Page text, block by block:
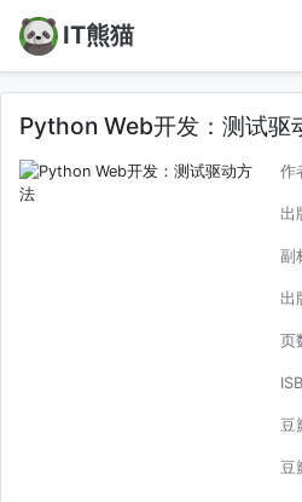
IT熊猫
Python Web开发：测试驱
作
出
副
出
页
豆
豆